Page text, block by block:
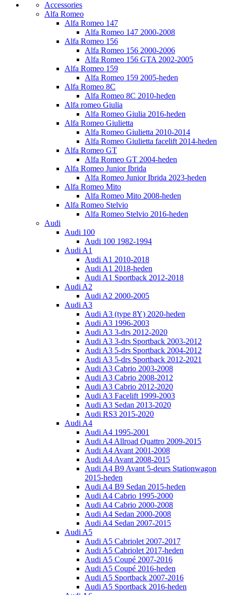
Accessories
Alfa Romeo
Alfa Romeo 147
Alfa Romeo 147 2000-2008
Alfa Romeo 156
Alfa Romeo 156 2000-2006
Alfa Romeo 156 GTA 2002-2005
Alfa Romeo 159
Alfa Romeo 159 2005-heden
Alfa Romeo 8C
Alfa Romeo 8C 2010-heden
Alfa romeo Giulia
Alfa Romeo Giulia 2016-heden
Alfa Romeo Giulietta
Alfa Romeo Giulietta 2010-2014
Alfa Romeo Giulietta facelift 2014-heden
Alfa Romeo GT
Alfa Romeo GT 2004-heden
Alfa Romeo Junior Ibrida
Alfa Romeo Junior Ibrida 2023-heden
Alfa Romeo Mito
Alfa Romeo Mito 2008-heden
Alfa Romeo Stelvio
Alfa Romeo Stelvio 2016-heden
Audi
Audi 100
Audi 100 1982-1994
Audi A1
Audi A1 2010-2018
Audi A1 2018-heden
Audi A1 Sportback 2012-2018
Audi A2
Audi A2 2000-2005
Audi A3
Audi A3 (type 8Y) 2020-heden
Audi A3 1996-2003
Audi A3 3-drs 2012-2020
Audi A3 3-drs Sportback 2003-2012
Audi A3 5-drs Sportback 2004-2012
Audi A3 5-drs Sportback 2012-2021
Audi A3 Cabrio 2003-2008
Audi A3 Cabrio 2008-2012
Audi A3 Cabrio 2012-2020
Audi A3 Facelift 1999-2003
Audi A3 Sedan 2013-2020
Audi RS3 2015-2020
Audi A4
Audi A4 1995-2001
Audi A4 Allroad Quattro 2009-2015
Audi A4 Avant 2001-2008
Audi A4 Avant 2008-2015
Audi A4 B9 Avant 5-deurs Stationwagon
2015-heden
Audi A4 B9 Sedan 2015-heden
Audi A4 Cabrio 1995-2000
Audi A4 Cabrio 2000-2008
Audi A4 Sedan 2000-2008
Audi A4 Sedan 2007-2015
Audi A5
Audi A5 Cabriolet 2007-2017
Audi A5 Cabriolet 2017-heden
Audi A5 Coupé 2007-2016
Audi A5 Coupé 2016-heden
Audi A5 Sportback 2007-2016
Audi A5 Sportback 2016-heden